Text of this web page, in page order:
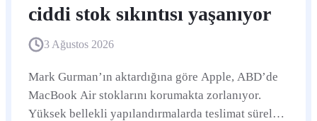
ciddi stok sıkıntısı yaşanıyor
3 Ağustos 2026
Mark Gurman’ın aktardığına göre Apple, ABD’de
MacBook Air stoklarını korumakta zorlanıyor.
Yüksek bellekli yapılandırmalarda teslimat süreleri